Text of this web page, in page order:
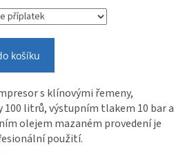
košíku
s klínovými řemeny,
litrů, výstupním tlakem 10 bar a
olejem mazaném provedení je
použití.